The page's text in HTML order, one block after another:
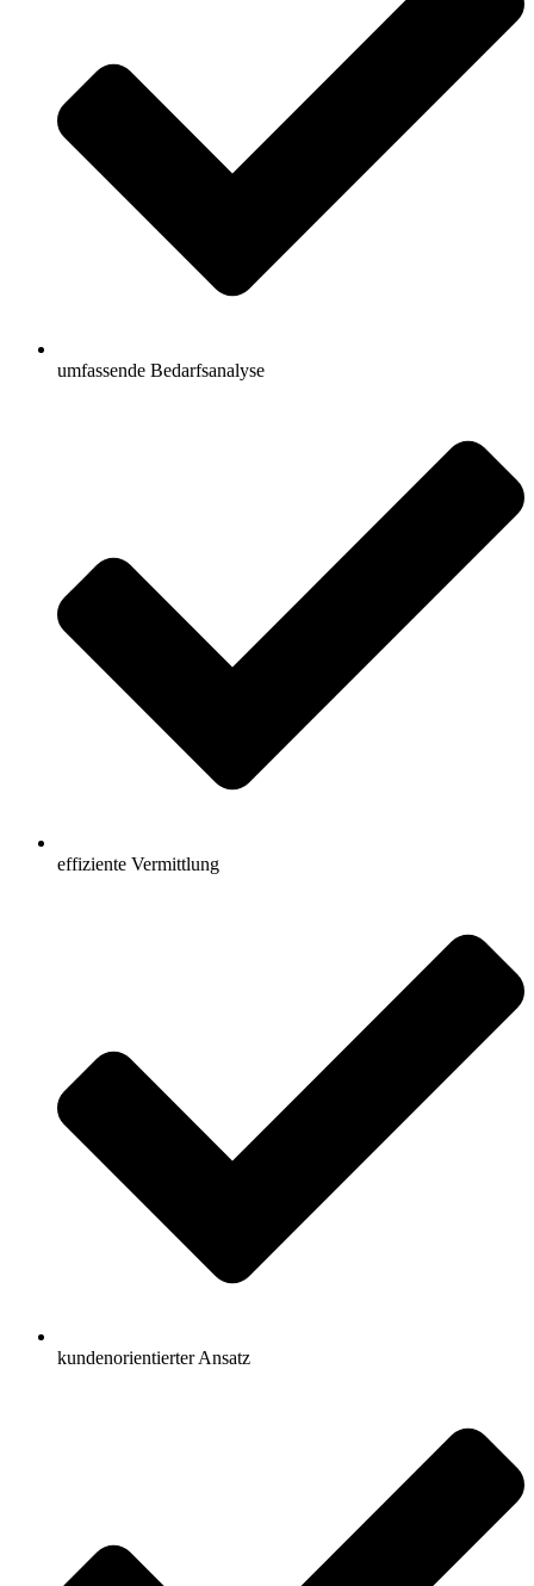
umfassende Bedarfsanalyse
effiziente Vermittlung
kundenorientierter Ansatz